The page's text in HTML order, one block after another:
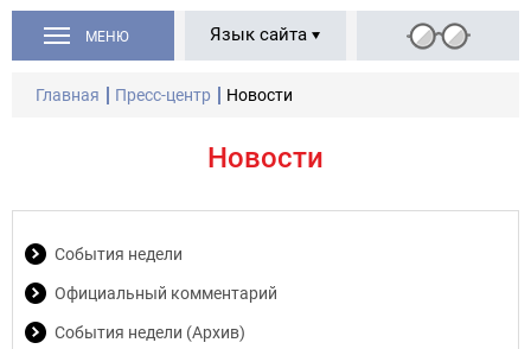
МЕНЮ Язык сайта
Главная Пресс-центр Новости
Новости
События недели
Официальный комментарий
События недели (Архив)